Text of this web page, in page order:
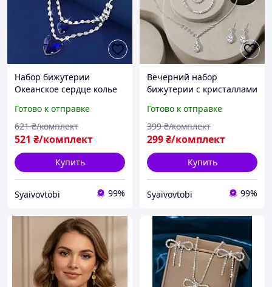
Набор бижутерии
Океанское сердце колье
Готово к отправке
521 ₴/комплект
621 ₴/комплект
Купить
Syaivovtobi 99%
Вечерний набор
бижутерии с кристаллами
браслет и кольца
Готово к отправке
299₴/комплект
399 ₴/комплект
Купить
Syaivovtobi 99%